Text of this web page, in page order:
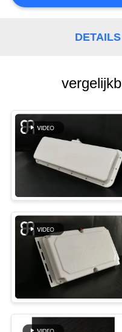
VERZOEK
OM
EEN
CITAAT